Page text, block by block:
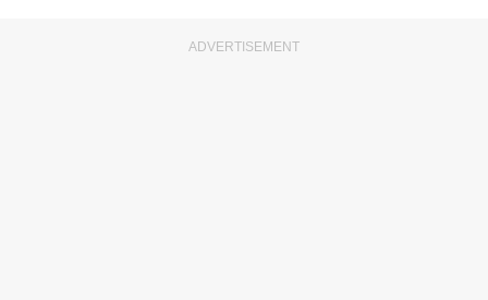
ADVERTISEMENT